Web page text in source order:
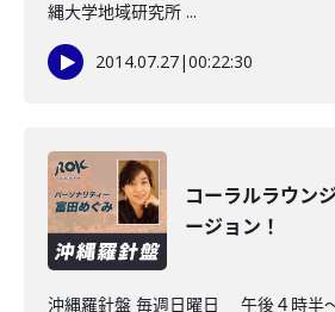
縄大学地域研究所 ...
2014.07.27|00:22:30
コーラルラウン
ージョン！
沖縄羅針盤 毎週日曜日 午後４時半